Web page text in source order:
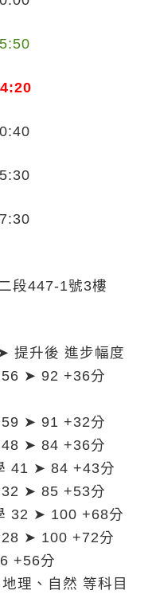
段447-1號3樓
提升後 進步幅度
56 ➤ 92 +36分
59 ➤ 91 +32分
48 ➤ 84 +36分
41 ➤ 84 +43分
32 ➤ 85 +53分
32 ➤ 100 +68分
28 ➤ 100 +72分
+56分
理、自然 等科目